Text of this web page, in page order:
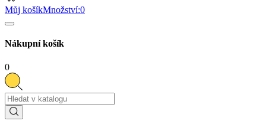
Můj košíkMnožství:0
Nákupní košík
0